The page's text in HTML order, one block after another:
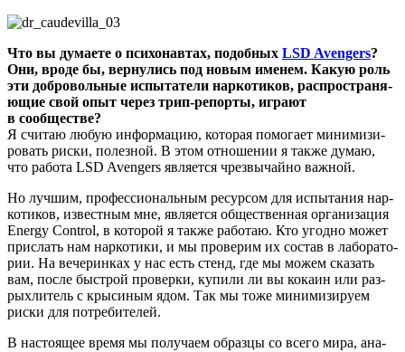
Что вы дума­е­те о пси­хо­нав­тах, подоб­ных LSD Avengers?
Они, вро­де бы, вер­ну­лись под новым име­нем. Какую роль
эти доб­ро­воль­ные испы­та­те­ли нар­ко­ти­ков, рас­про­стра­ня­
ю­щие свой опыт через трип-репор­ты, игра­ют
в сообществе?
Я счи­таю любую инфор­ма­цию, кото­рая помо­га­ет мини­ми­зи­
ро­вать рис­ки, полез­ной. В этом отно­ше­нии я так­же думаю,
что рабо­та LSD Avengers явля­ет­ся чрез­вы­чай­но важной.
Но луч­шим, про­фес­си­о­наль­ным ресур­сом для испы­та­ния нар­
ко­ти­ков, извест­ным мне, явля­ет­ся обще­ствен­ная орга­ни­за­ция
Energy Control, в кото­рой я так­же рабо­таю. Кто угод­но может
при­слать нам нар­ко­ти­ки, и мы про­ве­рим их состав в лабо­ра­то­
рии. На вече­рин­ках у нас есть стенд, где мы можем ска­зать
вам, после быст­рой про­вер­ки, купи­ли ли вы кока­ин или раз­
рых­ли­тель с кры­си­ным ядом. Так мы тоже мини­ми­зи­ру­ем
рис­ки для потребителей.
В насто­я­щее вре­мя мы полу­ча­ем образ­цы со все­го мира, ана­